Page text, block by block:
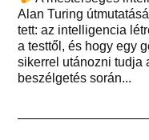
Alan Turing
tett: az intelligencia
a testtől, és hogy egy
sikerrel utánozni tudja
beszélgetés során...